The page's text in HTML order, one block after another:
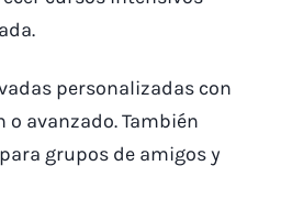
personalizadas con
avanzado. También
grupos de amigos y